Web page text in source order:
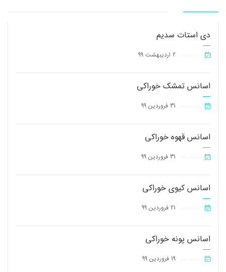
دی استات سدیم
اسانس تمشک خوراکی
اسانس قهوه خوراکی
اسانس کیوی خوراکی
اسانس پونه خوراکی